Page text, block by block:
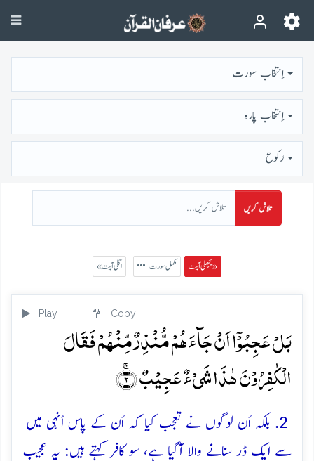
اِنتخاب سورت
اِنتخاب پارہ
رُكوع
تلاش کریں
پچھلی آیت » مکمل سورت « اگلی آیت
Play Copy
بَلۡ عَجِبُوۡۤا اَنۡ جَآءَہُمۡ مُّنۡذِرٌ مِّنۡہُمۡ فَقَالَ
الۡکٰفِرُوۡنَ ہٰذَا شَیۡءٌ عَجِیۡبٌ ۚ﴿۲﴾
2. بلکہ اُن لوگوں نے تعجب کیا کہ اُن کے پاس اُنہی میں
سے ایک ڈر سنانے والا آگیا ہے، سو کافر کہتے ہیں: یہ عجیب